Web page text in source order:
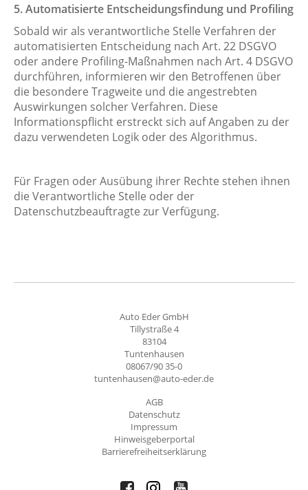
5. Automatisierte Entscheidungsfindung und Profiling
Sobald wir als verantwortliche Stelle Verfahren der
automatisierten Entscheidung nach Art. 22 DSGVO
oder andere Profiling-Maßnahmen nach Art. 4 DSGVO
durchführen, informieren wir den Betroffenen über
die besondere Tragweite und die angestrebten
Auswirkungen solcher Verfahren. Diese
Informationspflicht erstreckt sich auf Angaben zu der
dazu verwendeten Logik oder des Algorithmus.
Für Fragen oder Ausübung ihrer Rechte stehen ihnen
die Verantwortliche Stelle oder der
Datenschutzbeauftragte zur Verfügung.
Auto Eder GmbH
Tillystraße 4
83104
Tuntenhausen
08067/90 35-0
tuntenhausen@auto-eder.de
AGB
Datenschutz
Impressum
Hinweisgeberportal
Barrierefreiheitserklärung